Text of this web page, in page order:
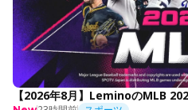
【2026年8月】LeminoのMLB